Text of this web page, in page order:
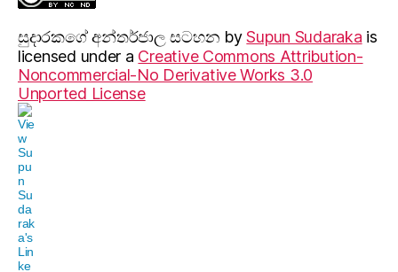
සුදාරක‍ගේ අන්තර්ජාල සටහන bySupun Sudaraka is
licensed under a Creative Commons Attribution-
Noncommercial-No Derivative Works 3.0
Unported License